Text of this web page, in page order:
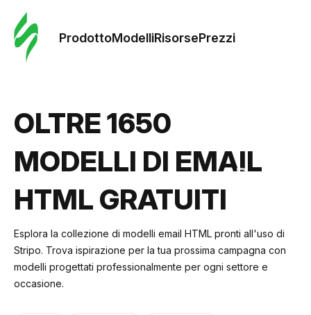
ProdottoModelliRisorsePrezzi
Prezzi
OLTRE 1650
MODELLI DI EMAIL
HTML GRATUITI
Esplora la collezione di modelli email HTML pronti all'uso di
Stripo. Trova ispirazione per la tua prossima campagna con
modelli progettati professionalmente per ogni settore e
occasione.